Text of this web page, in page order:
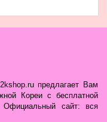
предлагает Вам
Кореи с бесплатной
сайт: вся